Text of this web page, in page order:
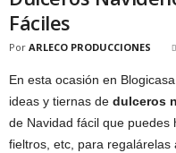
Fáciles
Por ARLECO PRODUCCIONES
En esta ocasión en
ideas y tiernas de dulceros
de Navidad fácil que puedes
fieltros, etc, para regalárelas